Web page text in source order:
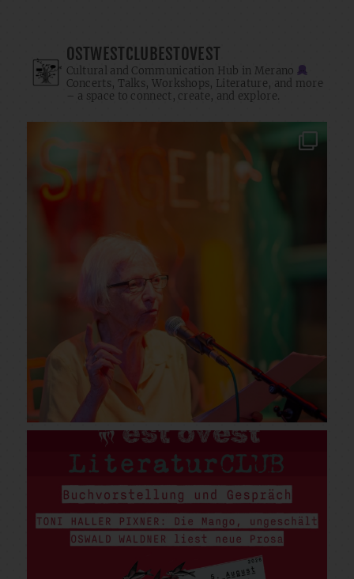
OSTWESTCLUBESTOVEST
Cultural and Communication Hub in Merano
Concerts, Talks, Workshops, Literature, and more
– a space to connect, create, and explore.